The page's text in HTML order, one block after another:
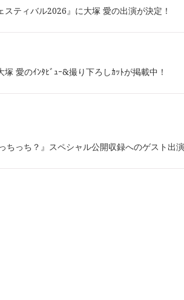
ティバル2026』に大塚 愛の出演が決定！
愛のｲﾝﾀﾋﾞｭｰ&撮り下ろしｶｯﾄが掲載中！
っち？』スペシャル公開収録へのゲスト出演